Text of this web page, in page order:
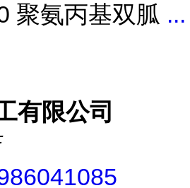
聚氨丙基双胍 ...
有限公司